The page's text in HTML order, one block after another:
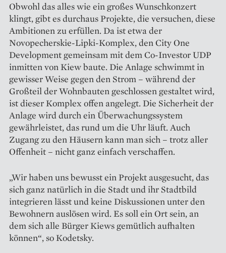
Obwohl das alles wie ein großes Wunschkonzert
klingt, gibt es durchaus Projekte, die versuchen, diese
Ambitionen zu erfüllen. Da ist etwa der
Novopecherskie-Lipki-Komplex, den City One
Development gemeinsam mit dem Co-Investor UDP
inmitten von Kiew baute. Die Anlage schwimmt in
gewisser Weise gegen den Strom – während der
Großteil der Wohnbauten geschlossen gestaltet wird,
ist dieser Komplex offen angelegt. Die Sicherheit der
Anlage wird durch ein Überwachungssystem
gewährleistet, das rund um die Uhr läuft. Auch
Zugang zu den Häusern kann man sich – trotz aller
Offenheit – nicht ganz einfach verschaffen.
„Wir haben uns bewusst ein Projekt ausgesucht, das
sich ganz natürlich in die Stadt und ihr Stadtbild
integrieren lässt und keine Diskussionen unter den
Bewohnern auslösen wird. Es soll ein Ort sein, an
dem sich alle Bürger Kiews gemütlich aufhalten
können“, so Kodetsky.